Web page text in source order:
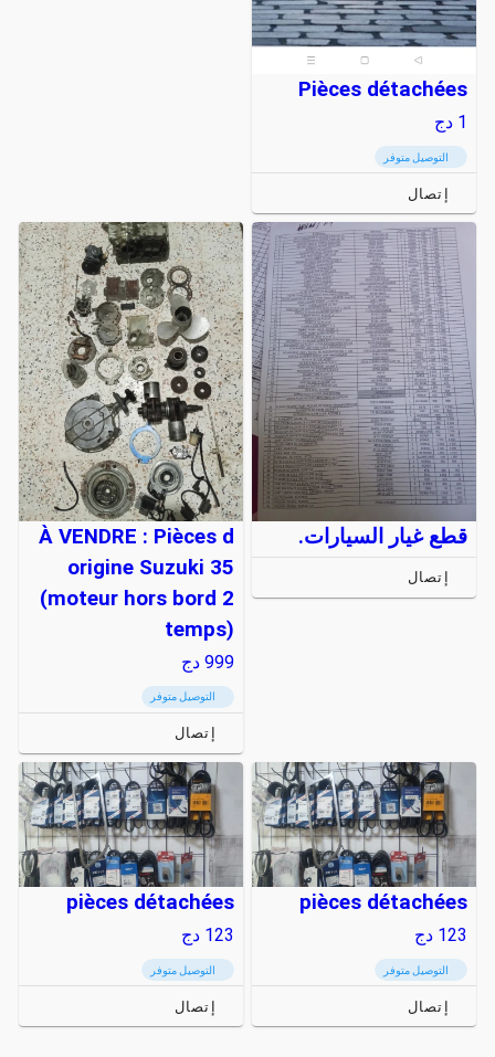
Pièces détachées
1 دج
التوصيل متوفر
إتصال
قطع غيار السيارات.
إتصال
À VENDRE : Pièces d
origine Suzuki 35
(moteur hors bord 2
temps)
999 دج
التوصيل متوفر
إتصال
pièces détachées
123 دج
التوصيل متوفر
إتصال
pièces détachées
123 دج
التوصيل متوفر
إتصال